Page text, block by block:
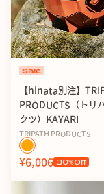
・強い衝撃を与え
のでご注意くださ
・非常に傷つきや
場合があります。予
取扱説明書（PDF形
【基本情報】
KAYARI -BLACK-
Sale
【hinata別注】
PRODUCTS（トリ
クツ）KAYARI
TRIPATH PRODUCTS
¥6,006 30%Off